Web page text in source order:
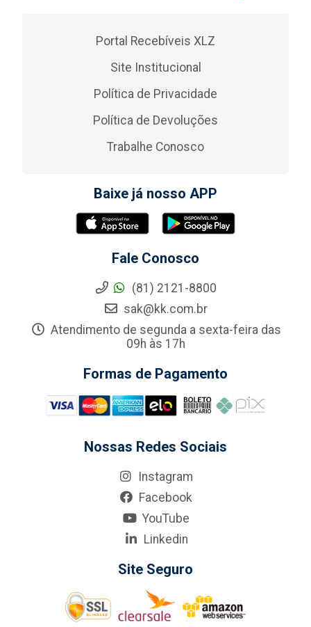
Portal Recebíveis XLZ
Site Institucional
Política de Privacidade
Política de Devoluções
Trabalhe Conosco
Baixe já nosso APP
Fale Conosco
(81) 2121-8800
sak@kk.com.br
Atendimento de segunda a sexta-feira das
09h às 17h
Formas de Pagamento
Nossas Redes Sociais
Instagram
Facebook
YouTube
Linkedin
Site Seguro